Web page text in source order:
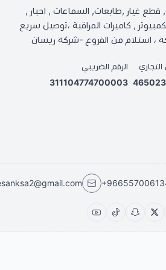
قطع غيار ,طابعات, السماعات , احبار ,
, كاميرات المراقبة ،توصيل سريع
، استلام من الفروع -شركة ريسان
الرقم الضريبي
311104774700003